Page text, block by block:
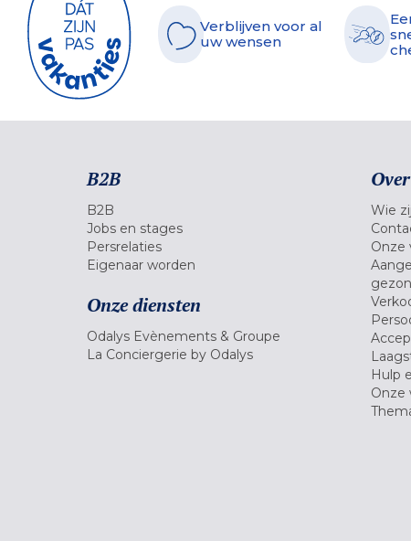
Verblijven voor al
uw wensen
B2B
B2B
Jobs en stages
Persrelaties
Eigenaar worden
Onze diensten
Odalys Evènements & Groupe
La Conciergerie by Odalys
Wie
Onze
Hulp
Onze